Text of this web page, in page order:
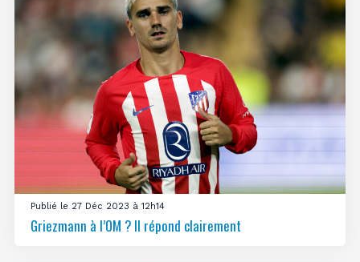
Publié le 27 Déc 2023 à 12h14
Griezmann à l’OM ? Il répond clairement